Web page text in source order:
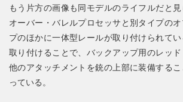
もう片方の画像も同モデルのライフルだと
オーバー・バレルプロセッサと別タイプの
プのほかに一体型レールが取り付けられて
取り付けることで、バックアップ用のレッ
他のアタッチメントを銃の上部に装備する
っている。